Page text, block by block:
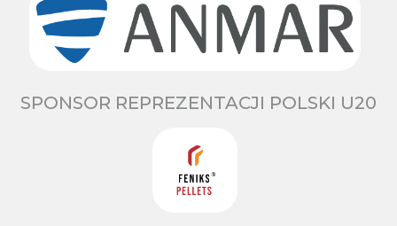
SPONSOR REPREZENTACJI POLSKI U20